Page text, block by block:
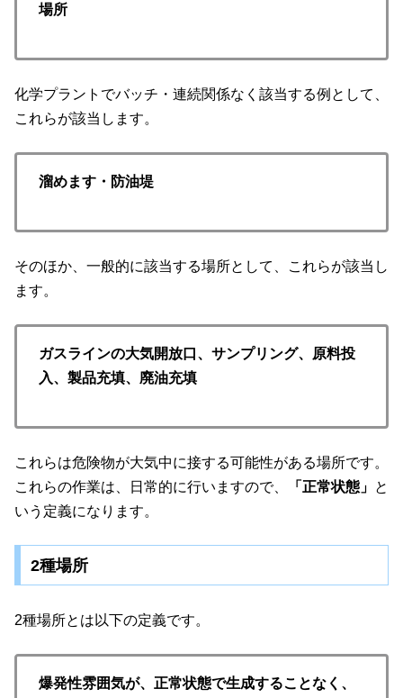
場所
化学プラントでバッチ・連続関係なく該当する例として、
これらが該当します。
溜めます・防油堤
そのほか、一般的に該当する場所として、これらが該当し
ます。
ガスラインの大気開放口、サンプリング、原料投
入、製品充填、廃油充填
これらは危険物が大気中に接する可能性がある場所です。
これらの作業は、日常的に行いますので、
「正常状態」 と
いう定義になります。
2種場所
2種場所とは以下の定義です。
爆発性雰囲気が、正常状態で生成することなく、